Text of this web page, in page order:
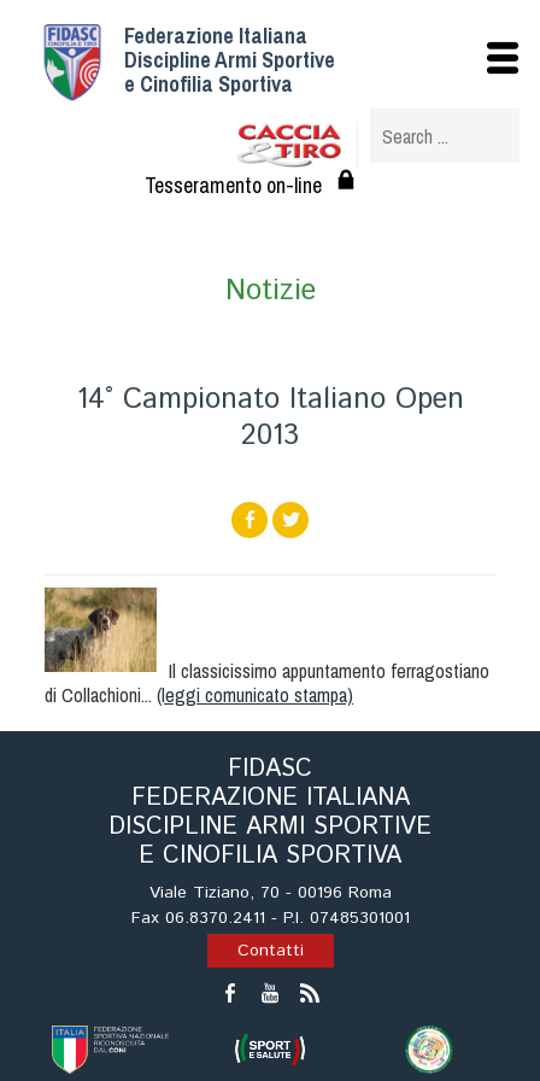
Federazione Italiana
Discipline Armi Sportive
e Cinofilia Sportiva
Tesseramento on-line
Notizie
14° Campionato Italiano Open
2013
Il classicissimo appuntamento ferragostiano
di Collachioni... (leggi comunicato stampa)
FIDASC
FEDERAZIONE ITALIANA
DISCIPLINE ARMI SPORTIVE
E CINOFILIA SPORTIVA
Viale Tiziano, 70 - 00196 Roma
Fax 06.8370.2411 - P.I. 07485301001
Contatti
Istituzionale
Struttura
Albo Veterinari federali
Statuto e Regolamenti
Assicurazione
Convenzioni
Tesserati
Albo Fornitori
Direttori di Gara
Calendario Manifestazioni
Organi di Giustizia - Dispositivi
Modelli e moduli
Albo Atleti Cinofili
Guida Locandine Ufficiali
Tiro di Campagna
English e Training Sporting